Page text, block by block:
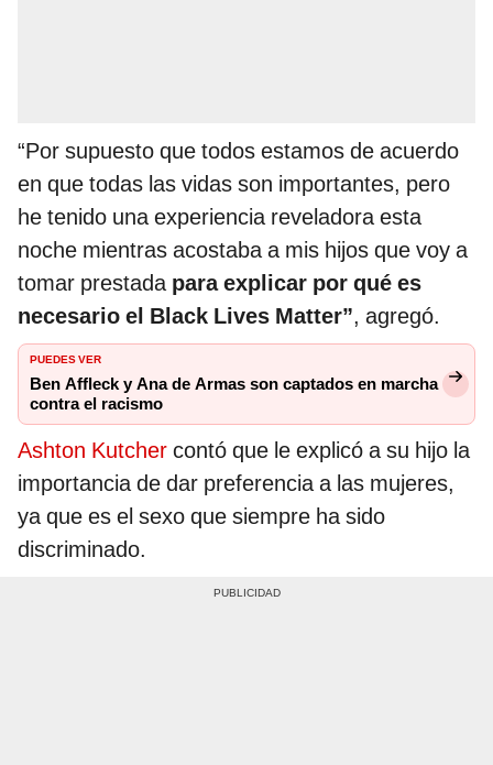
“Por supuesto que todos estamos de acuerdo
en que todas las vidas son importantes, pero
he tenido una experiencia reveladora esta
noche mientras acostaba a mis hijos que voy a
tomar prestada para explicar por qué es
necesario el Black Lives Matter”, agregó.
PUEDES VER
Ben Affleck y Ana de Armas son captados en marcha
contra el racismo
Ashton Kutcher contó que le explicó a su hijo la
importancia de dar preferencia a las mujeres,
ya que es el sexo que siempre ha sido
discriminado.